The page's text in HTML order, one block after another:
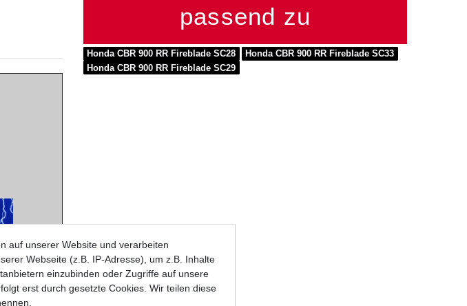
passend zu
Honda CBR 900 RR Fireblade SC28
Honda CBR 900 RR Fireblade SC33
Honda CBR 900 RR Fireblade SC29
auf unserer Website und verarbeiten
Webseite (z.B. IP-Adresse), um z.B. Inhalte
einzubinden oder Zugriffe auf unsere
erst durch gesetzte Cookies. Wir teilen diese